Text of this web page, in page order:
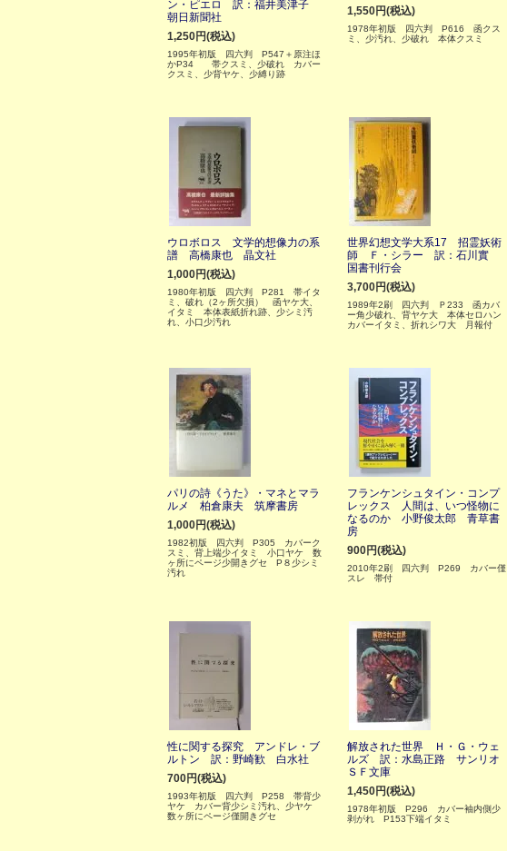
ン・ピエロ 訳：福井美津子
朝日新聞社
1,250円(税込)
1995年初版 四六判 P547＋原注ほ
かP34 帯クスミ、少破れ カバー
クスミ、少背ヤケ、少縛り跡
1,550円(税込)
1978年初版 四六判 P616 函クス
ミ、少汚れ、少破れ 本体クスミ
ウロボロス 文学的想像力の系
譜 高橋康也 晶文社
1,000円(税込)
1980年初版 四六判 P281 帯イタ
ミ、破れ（2ヶ所欠損） 函ヤケ大、
イタミ 本体表紙折れ跡、少シミ汚
れ、小口少汚れ
世界幻想文学大系17 招霊妖術
師 Ｆ・シラー 訳：石川實
国書刊行会
3,700円(税込)
1989年2刷 四六判 Ｐ233 函カバ
ー角少破れ、背ヤケ大 本体セロハン
カバーイタミ、折れシワ大 月報付
パリの詩《うた》・マネとマラ
ルメ 柏倉康夫 筑摩書房
1,000円(税込)
1982初版 四六判 P305 カバーク
スミ、背上端少イタミ 小口ヤケ 数
ヶ所にページ少開きグセ P８少シミ
汚れ
フランケンシュタイン・コンプ
レックス 人間は、いつ怪物に
なるのか 小野俊太郎 青草書
房
900円(税込)
2010年2刷 四六判 P269 カバー僅
スレ 帯付
性に関する探究 アンドレ・ブ
ルトン 訳：野崎歓 白水社
700円(税込)
1993年初版 四六判 P258 帯背少
ヤケ カバー背少シミ汚れ、少ヤケ
数ヶ所にページ僅開きグセ
解放された世界 Ｈ・Ｇ・ウェ
ルズ 訳：水島正路 サンリオ
ＳＦ文庫
1,450円(税込)
1978年初版 P296 カバー袖内側少
剥がれ P153下端イタミ